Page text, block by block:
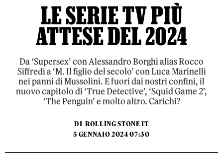
LE SERIE TV PIÙ
ATTESE DEL 2024
Da ‘Supersex’ con Alessandro Borghi alias Rocco
Siffredi a ‘M. Il figlio del secolo’ con Luca Marinelli
nei panni di Mussolini. E fuori dai nostri confini, il
nuovo capitolo di ‘True Detective’, ‘Squid Game 2’,
‘The Penguin’ e molto altro. Carichi?
DI ROLLING STONE IT
5 GENNAIO 2024 07:30